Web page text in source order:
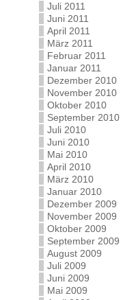
Juli 2011
Juni 2011
April 2011
März 2011
Februar 2011
Januar 2011
Dezember 2010
November 2010
Oktober 2010
September 2010
Juli 2010
Juni 2010
Mai 2010
April 2010
März 2010
Januar 2010
Dezember 2009
November 2009
Oktober 2009
September 2009
August 2009
Juli 2009
Juni 2009
Mai 2009